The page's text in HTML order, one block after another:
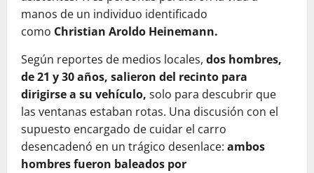
manos de un individuo identificado
como Christian Aroldo Heinemann.
Según reportes de medios locales, dos hombres,
de 21 y 30 años, salieron del recinto para
dirigirse a su vehículo, solo para descubrir que
las ventanas estaban rotas. Una discusión con el
supuesto encargado de cuidar el carro
desencadenó en un trágico desenlace: ambos
hombres fueron baleados por